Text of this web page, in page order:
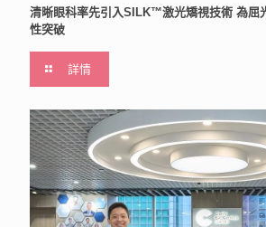
清晰眼科率先引入SILK™激光矯視技術 為屈
性突破
詳情